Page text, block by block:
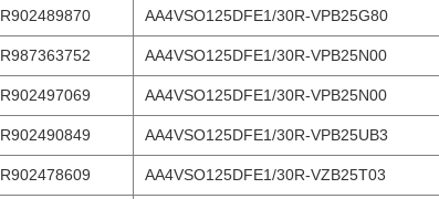
R902489870 AA4VSO125DFE1/30R-VPB25G80
R987363752 AA4VSO125DFE1/30R-VPB25N00
R902497069 AA4VSO125DFE1/30R-VPB25N00
R902490849 AA4VSO125DFE1/30R-VPB25UB3
R902478609 AA4VSO125DFE1/30R-VZB25T03